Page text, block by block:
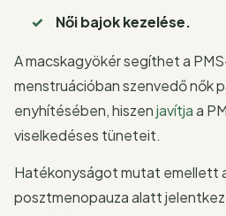
Női bajok kezelése.
A macskagyökér segíthet a
menstruációban szenvedő nők
enyhítésében, hiszenjavítjaa
viselkedéses tüneteit.
Hatékonyságot mutat emellett
posztmenopauza alatt